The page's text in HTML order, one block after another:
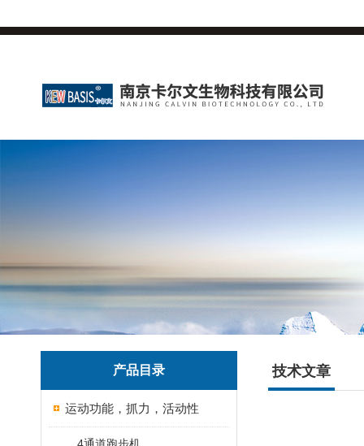
产品目录
运动功能，抓力，活动性
技术文章